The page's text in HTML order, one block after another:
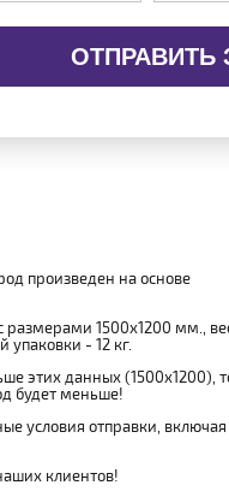
ОТПРАВИТЬ
произведен на основе
размерами 1500x1200 мм.,
упаковки - 12 кг.
этих данных (1500x1200),
будет меньше!
условия отправки, включая
клиентов!